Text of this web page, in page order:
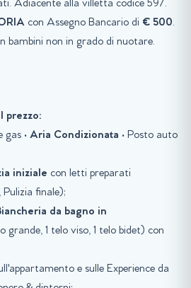
Adiacente alla villetta codice 597.
con Assegno Bancario di € 500.
bambini non in grado di nuotare.
prezzo:
gas • Aria Condizionata • Posto auto
iniziale con letti preparati
Pulizia finale);
da bagno in
grande, 1 telo viso, 1 telo bidet) con
e sulle Experience da